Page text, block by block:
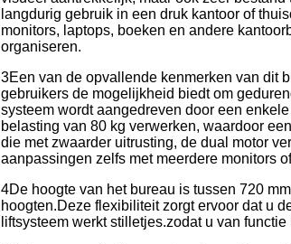
langdurig gebruik in een druk kantoor of
monitors, laptops, boeken en andere
organiseren.
3Een van de opvallende kenmerken van dit
gebruikers de mogelijkheid biedt om
systeem wordt aangedreven door een
belasting van 80 kg verwerken, waardoor
die met zwaarder uitrusting, de dual motor
aanpassingen zelfs met meerdere monitors
4De hoogte van het bureau is tussen 720
hoogten.Deze flexibiliteit zorgt ervoor dat u
liftsysteem werkt stilletjes.zodat u van